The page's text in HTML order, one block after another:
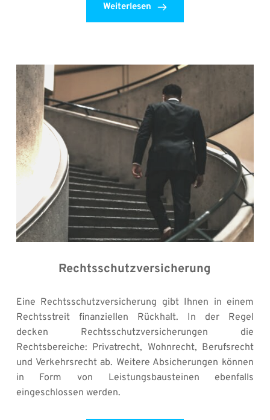
Weiterlesen
Rechtsschutzversicherung
Eine Rechtsschutzversicherung gibt Ihnen in einem
Rechtsstreit finanziellen Rückhalt. In der Regel
decken Rechtsschutzversicherungen die
Rechtsbereiche: Privatrecht, Wohnrecht, Berufsrecht
und Verkehrsrecht ab. Weitere Absicherungen können
in Form von Leistungsbausteinen ebenfalls
eingeschlossen werden.